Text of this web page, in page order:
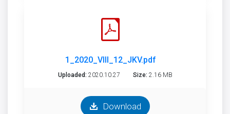
1_2020_VIII_12_JKV.pdf
Uploaded: 2020.10.27 Size: 2.16 MB
Download